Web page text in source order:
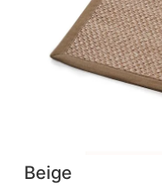
Beige